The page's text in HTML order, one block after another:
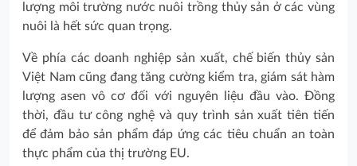
lượng môi trường nước nuôi trồng thủy sản ở các vùng
nuôi là hết sức quan trọng.
Về phía các doanh nghiệp sản xuất, chế biến thủy sản
Việt Nam cũng đang tăng cường kiểm tra, giám sát hàm
lượng asen vô cơ đối với nguyên liệu đầu vào. Đồng
thời, đầu tư công nghệ và quy trình sản xuất tiên tiến
để đảm bảo sản phẩm đáp ứng các tiêu chuẩn an toàn
thực phẩm của thị trường EU.